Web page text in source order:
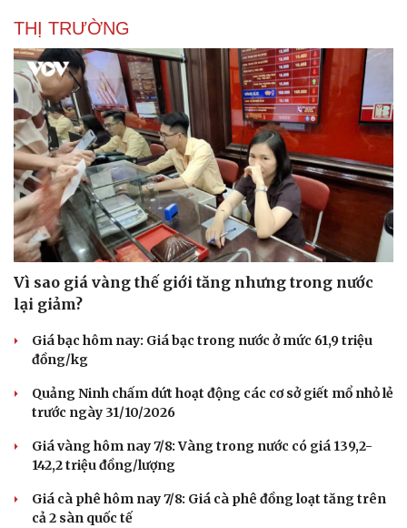
THỊ TRƯỜNG
Vì sao giá vàng thế giới tăng nhưng trong nước
lại giảm?
Giá bạc hôm nay: Giá bạc trong nước ở mức 61,9 triệu
đồng/kg
Quảng Ninh chấm dứt hoạt động các cơ sở giết mổ nhỏ lẻ
trước ngày 31/10/2026
Giá vàng hôm nay 7/8: Vàng trong nước có giá 139,2-
142,2 triệu đồng/lượng
Giá cà phê hôm nay 7/8: Giá cà phê đồng loạt tăng trên
cả 2 sàn quốc tế